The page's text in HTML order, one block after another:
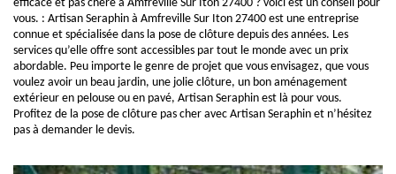
efficace et pas chère à Amfreville Sur Iton 27400 ? voici est un conseil pour
vous. : Artisan Seraphin à Amfreville Sur Iton 27400 est une entreprise
connue et spécialisée dans la pose de clôture depuis des années. Les
services qu’elle offre sont accessibles par tout le monde avec un prix
abordable. Peu importe le genre de projet que vous envisagez, que vous
voulez avoir un beau jardin, une jolie clôture, un bon aménagement
extérieur en pelouse ou en pavé, Artisan Seraphin est là pour vous.
Profitez de la pose de clôture pas cher avec Artisan Seraphin et n’hésitez
pas à demander le devis.